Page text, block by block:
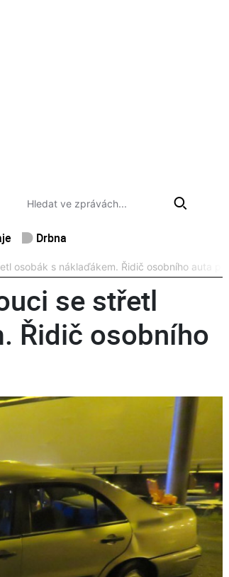
Drbna
osobák s náklaďákem. Řidič osobního auta
se střetl
Řidič osobního